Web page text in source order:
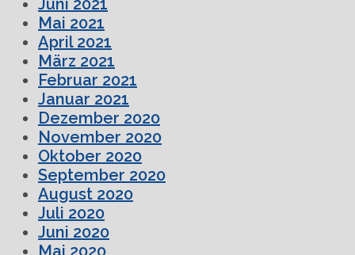
Mai 2021
April 2021
März 2021
Februar 2021
Januar 2021
Dezember 2020
November 2020
Oktober 2020
September 2020
August 2020
Juli 2020
Juni 2020
Mai 2020